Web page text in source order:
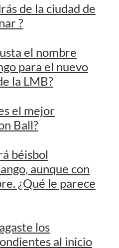
de la ciudad de
?
el nombre
para el nuevo
la LMB?
el mejor
Ball?
béisbol
aunque con
¿Qué le parece
los
al inicio